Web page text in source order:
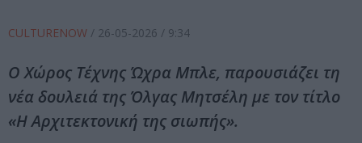
CULTURENOW / 26-05-2026 / 9:34
Ο Χώρος Τέχνης Ώχρα Μπλε, παρουσιάζει τη
νέα δουλειά της Όλγας Μητσέλη με τον τίτλο
«Η Αρχιτεκτονική της σιωπής».